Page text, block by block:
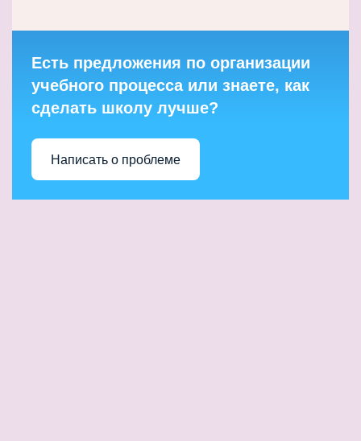
Есть предложения по организации
учебного процесса или знаете, как
сделать школу лучше?
Написать о проблеме